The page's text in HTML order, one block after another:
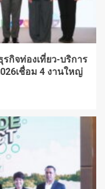
กิจท่องเที่ยว-บริการ
เชื่อม 4 งานใหญ่